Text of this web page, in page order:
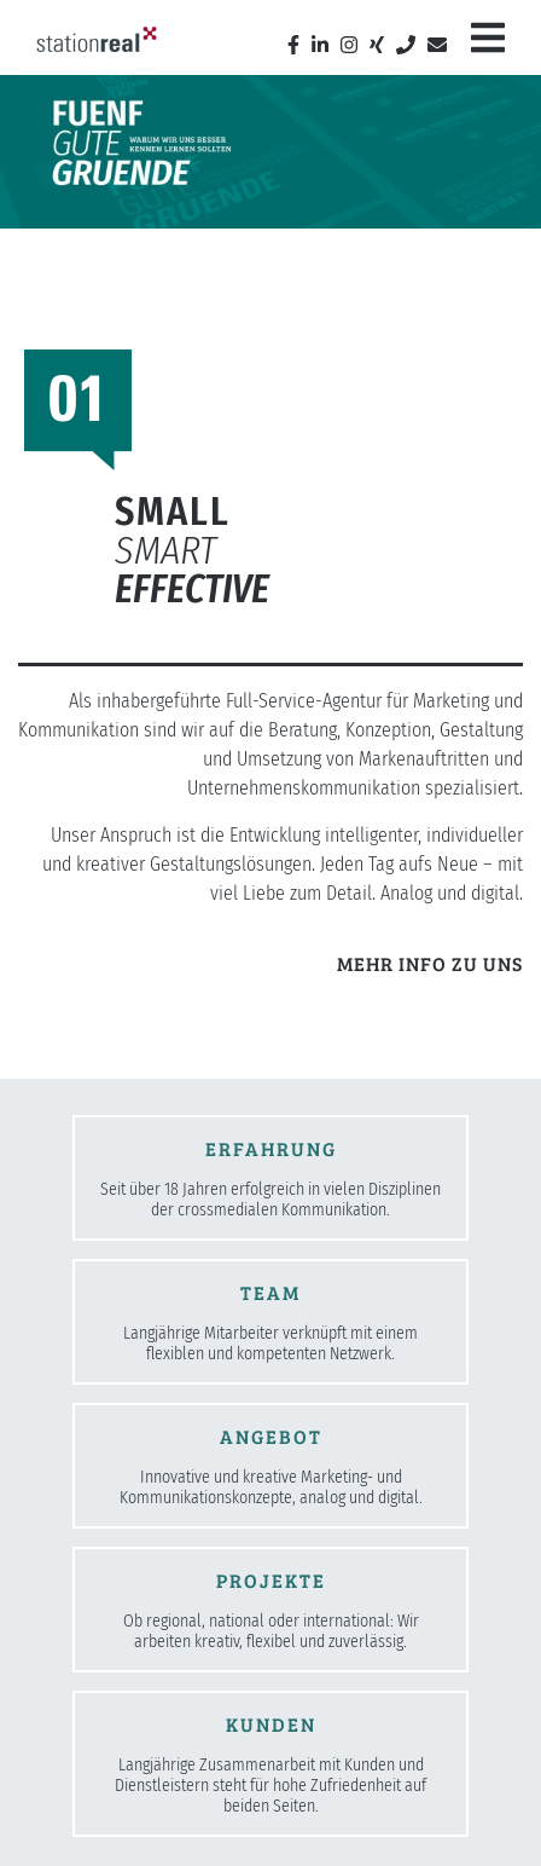
Als inhabergeführte Full-Service-Agentur für Marketing und
Kommunikation sind wir auf die Beratung, Konzeption, Gestaltung
und Umsetzung von Markenauftritten und
Unternehmenskommunikation spezialisiert.
Unser Anspruch ist die Entwicklung intelligenter, individueller
und kreativer Gestaltungslösungen. Jeden Tag aufs Neue – mit
viel Liebe zum Detail. Analog und digital.
MEHR INFO ZU UNS
SMALL
SMART
EFFECTIVE
ERFAHRUNG
Seit über 18 Jahren erfolgreich in vielen Disziplinen
der crossmedialen Kommunikation.
TEAM
Langjährige Mitarbeiter verknüpft mit einem
flexiblen und kompetenten Netzwerk.
ANGEBOT
Innovative und kreative Marketing- und
Kommunikationskonzepte, analog und digital.
PROJEKTE
Ob regional, national oder international: Wir
arbeiten kreativ, flexibel und zuverlässig.
KUNDEN
Langjährige Zusammenarbeit mit Kunden und
Dienstleistern steht für hohe Zufriedenheit auf
beiden Seiten.